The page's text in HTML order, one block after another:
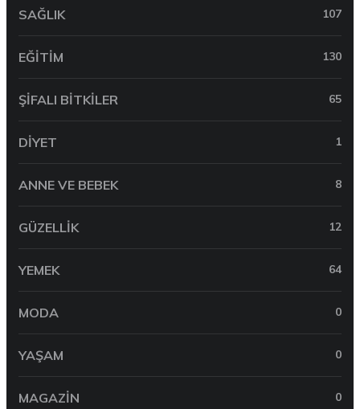
SAĞLIK 107
EĞITIM 130
ŞIFALI BITKILER 65
DIYET 1
ANNE VE BEBEK 8
GÜZELLIK 12
YEMEK 64
MODA 0
YAŞAM 0
MAGAZIN 0